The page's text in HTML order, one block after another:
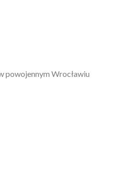
powojennym Wrocławiu